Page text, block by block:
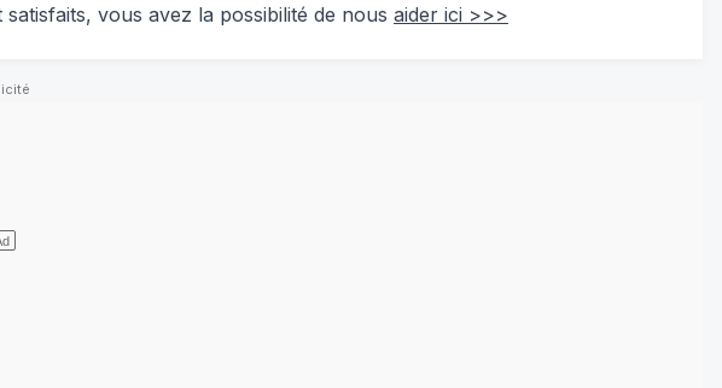
vous avez la possibilité de nous aider ici >>>